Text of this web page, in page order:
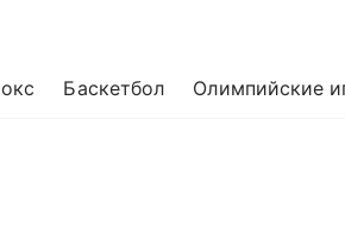
Баскетбол Олимпийские